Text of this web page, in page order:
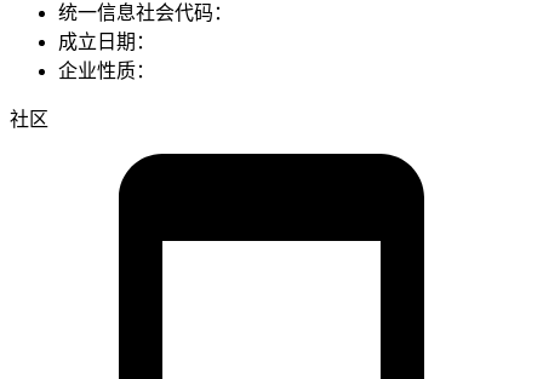
统一信息社会代码：
成立日期：
企业性质：
社区